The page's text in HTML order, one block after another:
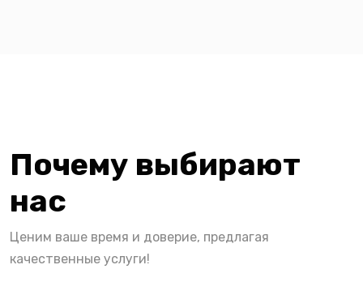
Почему выбирают
нас
Ценим ваше время и доверие, предлагая
качественные услуги!